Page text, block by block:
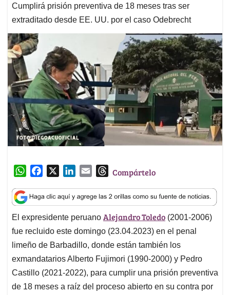
Cumplirá prisión preventiva de 18 meses tras ser
extraditado desde EE. UU. por el caso Odebrecht
W
a
t
s
A
p
p
c
e
b
o
o
k
n
k
e
d
I
n
a
i
l
T
r
e
a
d
s
Compártelo
El expresidente peruano Alejandro Toledo (2001-2006)
fue recluido este domingo (23.04.2023) en el penal
limeño de Barbadillo, donde están también los
exmandatarios Alberto Fujimori (1990-2000) y Pedro
Castillo (2021-2022), para cumplir una prisión preventiva
de 18 meses a raíz del proceso abierto en su contra por